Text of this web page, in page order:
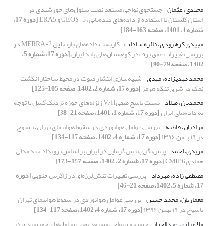
مجیدی، عثمان جستجوی نواحی مستعد نصب سلول‌های خورشیدی در
استان گلستان با استفاده از داده‌های دیده‌بانی، GEOS-5 و ERA5 [دوره 17،
شماره 1، 1401، صفحه 163-184]
مجیدی کرهرودی، فائزه سادات
کاربست داده‌های بازتحلیل MERRA-2 در
بررسی تغییرات عمق برف در کوهستان‌های بلند ایران [دوره 17، شماره 5،
1402، صفحه 79-90]
محمد مهدیزاده، مهدی شبیه‌سازی انتشار صوت در محیط ساختار انگشت
نمک در شرق تنگه هرمز[دوره 17، شماره 2، 1402، صفحه 105-125]
محمدیان، میلاد
نسبت پاسخ طیفیV/H زلزله‌های حوزه نزدیک گسل با توجه
به داده‌های ایران[دوره 17، شماره 1، 1401، صفحه 21-38]
مرادیان، فاطمه بررسی عوامل هوانوردی در سقوط هواپیمای تهران – یاسوج
در ۱۹ بهمن ۱۳۹۶
[دوره 17، شماره 4، 1402، صفحه 117-134]
مزیدی، احمد پیش‌نگری تنش گرمایی در ایران بر اساس برونداد چند مدلی
همادی CMIP6
[دوره 17، شماره 2، 1402، صفحه 157-173]
مصطفی زاده، مهرداد بررسی تغییرات تنش لرزه‌ای در زاگرس جنوبی[دوره
17، شماره 5، 1402، صفحه 21-46]
معماریان، محمد حسین بررسی عوامل هوانوردی در سقوط هواپیمای تهران –
یاسوج در ۱۹ بهمن ۱۳۹۶
[دوره 17، شماره 4، 1402، صفحه 117-134]